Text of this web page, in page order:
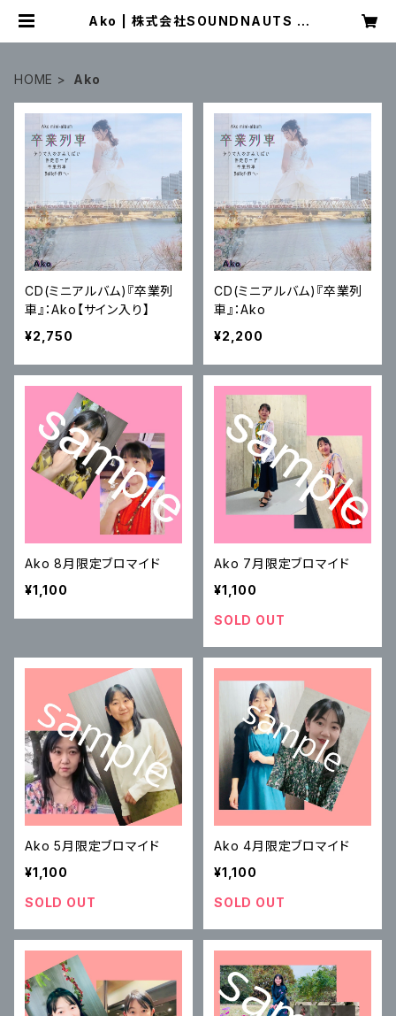
Ako | 株式会社SOUNDNAUTS O
HOME Ako
CD(ミニアルバム)『卒業列
車』：Ako【サイン入り】
¥2,750
CD(ミニアルバム)『卒業列
車』：Ako
¥2,200
Ako 8月限定ブロマイド
¥1,100
Ako 7月限定ブロマイド
¥1,100
SOLD OUT
Ako 5月限定ブロマイド
¥1,100
SOLD OUT
Ako 4月限定ブロマイド
¥1,100
SOLD OUT